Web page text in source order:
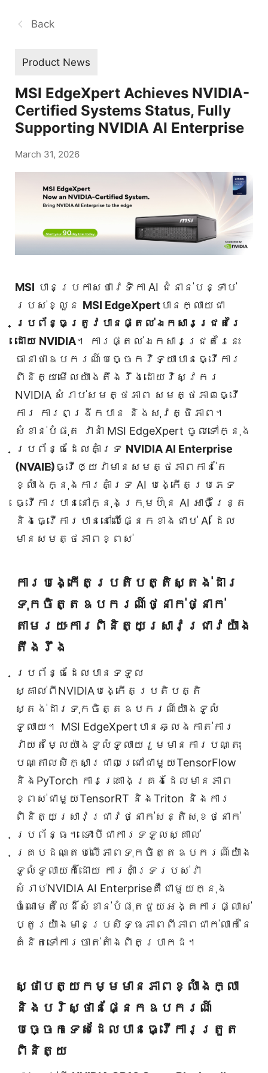
Back
Product News
MSI EdgeXpert Achieves NVIDIA-
Certified Systems Status, Fully
Supporting NVIDIA AI Enterprise
March 31, 2026
MSI បានប្រកាសថាវេទិកា AI ជំនាន់បន្ទាប់
របស់ខ្លួន MSI EdgeXpertបានក្លាយជា
ប្រព័ន្ធត្រូវបានផ្តល់ឯកសារជ្រេតរៃ
ដោយ NVIDIA។ ការផ្តល់ឯកសារជ្រេតរៃនេះ
ធានាថាឧបករណ៍បច្ចេកវិទ្យាបានធ្វើការ
ពិនិត្យមើលយ៉ាងតឹងរ៉ឹងដោយវិស្វករ
NVIDIA សំរាប់សមត្ថភាព សមត្ថភាពធ្វើ
ការ ការពង្រីកបាន និងសុវត្ថិភាព។
សំខាន់បំផុត វានាំ MSI EdgeXpert ចូលទៅក្នុង
ប្រព័ន្ធដែលគាំទ្រ NVIDIA AI Enterprise
(NVAIE)ធ្វើឲ្យវាមានសមត្ថភាពកាន់តែ
ខ្លាំងក្នុងការគាំទ្រ AI បង្កើតប្រភេទ
ធ្វើការបាននៅក្នុងក្រុមហ៊ុន AI អាចិន្ត្រៃ
និងធ្វើការបាននៅលើផ្នែកខាងជាប់ AI ដែល
មានសមត្ថភាពខ្ពស់
ការបង្កើតប្រតិបត្តិស្តង់ដារ
ទុកចិត្តឧបករណ៍ថ្នាក់ថ្នាក់
តាមរយៈការពិនិត្យស្រាវជ្រាវយ៉ាង
តឹងរឹង
ប្រព័ន្ធដែលបានទទួល
ស្គាល់ពីNVIDIAបង្កើតប្រតិបត្តិ
ស្តង់ដារទុកចិត្តឧបករណ៍យ៉ាងទូលំ
ទូលាយ។ MSI EdgeXpertបានឆ្លងកាត់ការ
វាយតម្លៃយ៉ាងទូលំទូលាយរួមមានការបណ្តុះ
បណ្តាលសិក្សាជ្រាលជ្រៅជាមួយTensorFlow
និងPyTorch ការគ្រោងគ្រងដែលមានភាព
ខ្ពស់ជាមួយTensorRT និងTriton និងការ
ពិនិត្យស្រាវជ្រាវថ្នាក់សន្តិសុខថ្នាក់
ប្រព័ន្ធ។ ទោះបីជាការទទួលស្គាល់
គ្របដណ្តប់លើភាពទុកចិត្តឧបករណ៍យ៉ាង
ទូលំទូលាយក៏ដោយ ការគាំទ្ររបស់វា
សំរាប់NVIDIA AI Enterpriseគឺជាមួយក្នុង
ចំណោមតំលៃដ៏សំខាន់បំផុតជួយអង្គការផ្លាស់
ប្តូរយ៉ាងមានប្រសិទ្ធភាពពីភាពជាក់លាក់នៃ
គំនិតទៅការចាត់តាំងពិតប្រាកដ។
ស្ថាបត្យកម្មមានភាពខ្លាំងក្លា
និងបរិស្ថានផ្នែកឧបករណ៍
បច្ចេកទេសដែលបានធ្វើការត្រួត
ពិនិត្យ